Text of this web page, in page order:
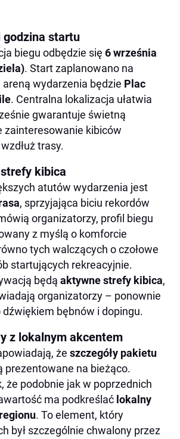
godzina startu
biegu odbędzie się 6 września
. Start zaplanowano na
areną wydarzenia będzie Plac
. Centralna lokalizacja ułatwia
gwarantuje świetną
zainteresowanie kibiców
trasy.
kibica
atutów wydarzenia jest
, sprzyjająca biciu rekordów
organizatorzy, profil biegu
z myślą o komforcie
tych walczących o czołowe
startujących rekreacyjnie.
będą aktywne strefy kibica,
organizatorzy – ponownie
dźwiękiem bębnów i dopingu.
z lokalnym akcentem
że szczegóły pakietu
prezentowane na bieżąco.
że podobnie jak w poprzednich
ma podkreślać lokalny
. To element, który
był szczególnie chwalony przez